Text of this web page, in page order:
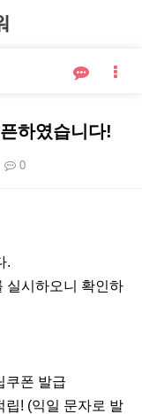
하였습니다!
0
.
실시하오니 확인하
쿠폰 발급
! (익일 문자로 발